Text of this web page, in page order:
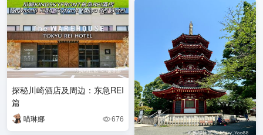
探秘川崎酒店及周边：东急REI
篇
喵琳娜 676